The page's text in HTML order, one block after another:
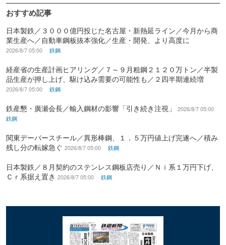
おすすめ記事
日本製鉄／３０００億円投じた名古屋・新熱延ライン／今月から商
業生産へ／自動車鋼板抜本強化／生産・開発、より高度に
2026/8/7 05:00 鉄鋼
経産省の生産計画ヒアリング／７～９月粗鋼２１２０万トン／半製
品生産が押し上げ、駆け込み需要の可能性も／２四半期連続増
2026/8/7 05:00 鉄鋼
鉄産懇・廣瀬会長／輸入鋼材の影響「引き続き注視」
2026/8/7 05:00
鉄鋼
関東デーバースチール／異形棒鋼、１．５万円値上げ完遂へ／積み
残し分の転嫁急ぐ 2026/8/7 05:00 鉄鋼
日本製鉄／８月契約のステンレス鋼板店売り／Ｎｉ系１万円下げ、
Ｃｒ系据え置き 2026/8/7 05:00 鉄鋼